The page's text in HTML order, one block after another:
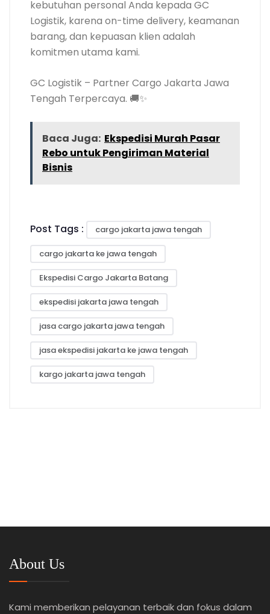
kebutuhan personal Anda kepada GC
Logistik, karena on-time delivery, keamanan
barang, dan kepuasan klien adalah
komitmen utama kami.
GC Logistik – Partner Cargo Jakarta Jawa
Tengah Terpercaya. 🚚✨
Baca Juga: Ekspedisi Murah Pasar
Rebo untuk Pengiriman Material
Bisnis
Post Tags : cargo jakarta jawa tengah
cargo jakarta ke jawa tengah
Ekspedisi Cargo Jakarta Batang
ekspedisi jakarta jawa tengah
jasa cargo jakarta jawa tengah
jasa ekspedisi jakarta ke jawa tengah
kargo jakarta jawa tengah
About Us
Kami memberikan pelayanan terbaik dan fokus dalam